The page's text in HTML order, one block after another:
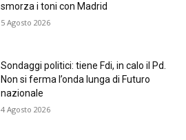
smorza i toni con Madrid
5 Agosto 2026
Sondaggi politici: tiene Fdi, in calo il Pd.
Non si ferma l’onda lunga di Futuro
nazionale
4 Agosto 2026